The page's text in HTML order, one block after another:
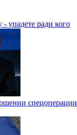
упадете ради кого
спецоперации